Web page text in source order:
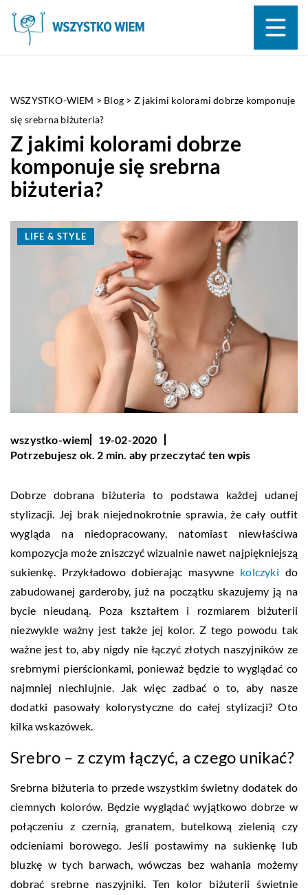
WSZYSTKO-WIEM > Blog > Z jakimi kolorami dobrze komponuje
się srebrna biżuteria?
Z jakimi kolorami dobrze
komponuje się srebrna
biżuteria?
LIFE & STYLE
wszystko-wiem
19-02-2020
Potrzebujesz ok. 2 min. aby przeczytać ten wpis
Dobrze dobrana biżuteria to podstawa każdej udanej
stylizacji. Jej brak niejednokrotnie sprawia, że cały outfit
wygląda na niedopracowany, natomiast niewłaściwa
kompozycja może zniszczyć wizualnie nawet najpiękniejszą
sukienkę. Przykładowo dobierając masywne kolczyki do
zabudowanej garderoby, już na początku skazujemy ją na
bycie nieudaną. Poza kształtem i rozmiarem biżuterii
niezwykle ważny jest także jej kolor. Z tego powodu tak
ważne jest to, aby nigdy nie łączyć złotych naszyjników ze
srebrnymi pierścionkami, ponieważ będzie to wyglądać co
najmniej niechlujnie. Jak więc zadbać o to, aby nasze
dodatki pasowały kolorystyczne do całej stylizacji? Oto
kilka wskazówek.
Srebro – z czym łączyć, a czego unikać?
Srebrna biżuteria to przede wszystkim świetny dodatek do
ciemnych kolorów. Będzie wyglądać wyjątkowo dobrze w
połączeniu z czernią, granatem, butelkową zielenią czy
odcieniami borowego. Jeśli postawimy na sukienkę lub
bluzkę w tych barwach, wówczas bez wahania możemy
dobrać srebrne naszyjniki. Ten kolor biżuterii świetnie